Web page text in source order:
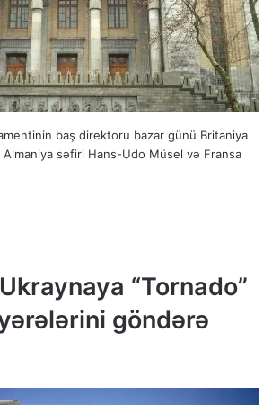
baş direktoru bazar günü Britaniya
səfiri Hans-Udo Müsel və Fransa
“Tornado”
göndərə